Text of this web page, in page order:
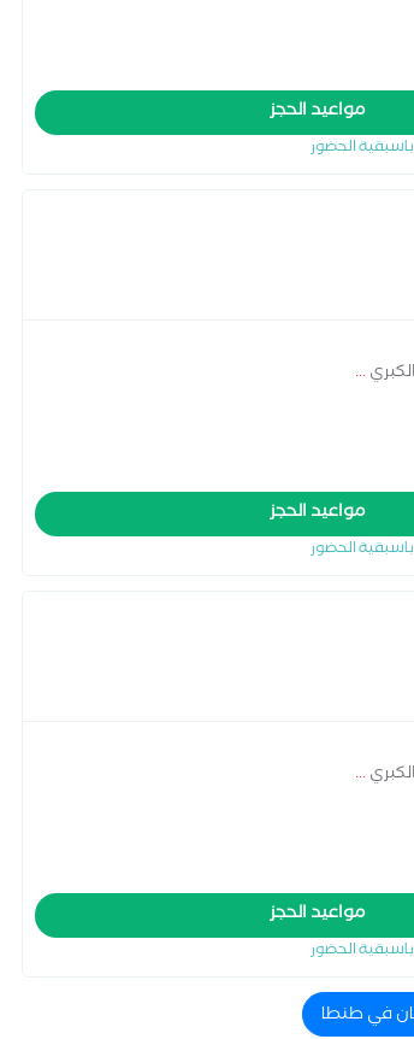
مواعيد الحجز
الحضور
...
مواعيد الحجز
الحضور
...
مواعيد الحجز
الحضور
في طنطا